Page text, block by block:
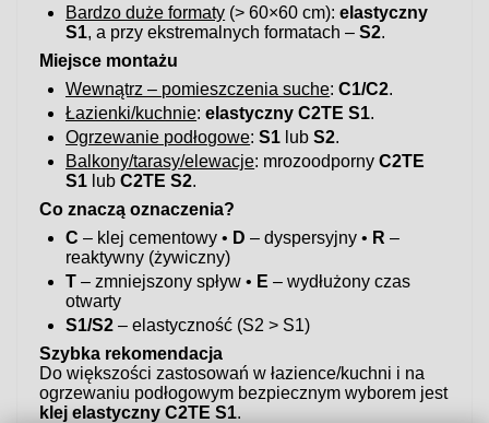
Bardzo duże formaty (> 60×60 cm):elastyczny
S1, a przy ekstremalnych formatach –S2.
Miejsce montażu
Wewnątrz – pomieszczenia suche:C1/C2.
Łazienki/kuchnie:elastyczny C2TE S1.
Ogrzewanie podłogowe:S1 lubS2.
Balkony/tarasy/elewacje: mrozoodpornyC2TE
S1 lubC2TE S2.
Co znaczą oznaczenia?
C – klej cementowy • D – dyspersyjny • R –
reaktywny (żywiczny)
T – zmniejszony spływ • E – wydłużony czas
otwarty
S1/S2 – elastyczność (S2 > S1)
Szybka rekomendacja
Do większości zastosowań w łazience/kuchni i na
ogrzewaniu podłogowym bezpiecznym wyborem jest
klej elastyczny C2TE S1.